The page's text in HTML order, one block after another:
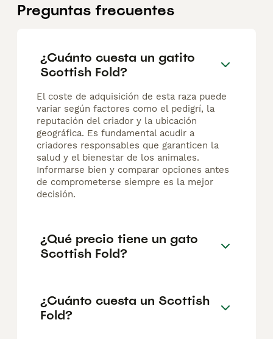
Preguntas frecuentes
¿Cuánto cuesta un gatito
Scottish Fold?
El coste de adquisición de esta raza puede
variar según factores como el pedigrí, la
reputación del criador y la ubicación
geográfica. Es fundamental acudir a
criadores responsables que garanticen la
salud y el bienestar de los animales.
Informarse bien y comparar opciones antes
de comprometerse siempre es la mejor
decisión.
¿Qué precio tiene un gato
Scottish Fold?
¿Cuánto cuesta un Scottish
Fold?